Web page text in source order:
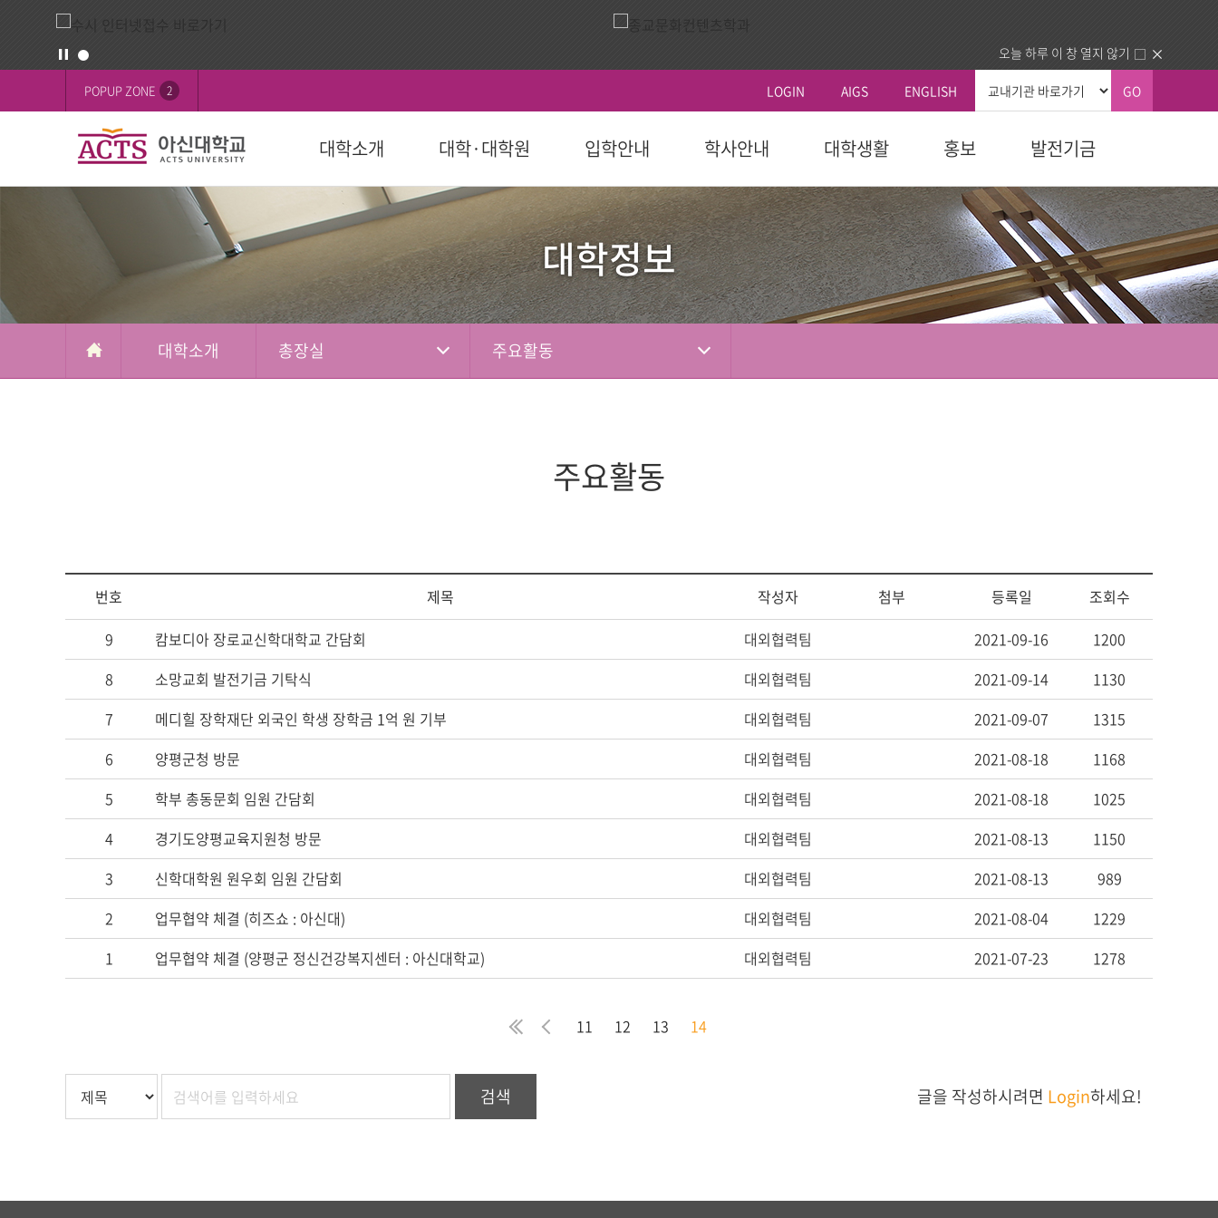
오늘 하루 이 창 열지 않기
POPUP ZONE 2 LOGIN AIGS ENGLISH GO
대학소개
교육목표
설립목적
교육이념
인재상
역사
연혁
ACTS비전
장단기발전계획
총장실
총장인사말
총장소개
주요활동
대학상징 대학기관 학교법인 대학정보
적립금 운용현황
캠퍼스안내
오시는 길
대학·대학원
대학
학과(2024학년도 이후) 학부(2023학년도 이전)
대학원
일반대학원
신학대학원
선교대학원
교육대학원
상담대학원
다문화교육복지대학원
국제교육원(AIGS)
입학안내
대학 대학원 국제교육원(AIGS) 평생교육원
학사안내
대학
학사일정
등록
수강신청
성적
복수/부전공
학적
국외 학점교류
자격증 및 인증서
연계전공
학부제
대학원
학사일정
학칙 및 규칙
등록 및 수강신청
휴/복학 안내
시험 및 성적 안내
장학안내
대학생활
학생활동
학생행사
학생기구
사회봉사
시설이용
식당
편의시설
체육시설
시설대여
생활관
학생지원
학자금대출
장학
병무-예비군
사회봉사지원센터
커뮤니티
공지사항
동문회
건의함
분실물
사제동행
사제동행
홍보
FOCUS on ACTS
ACTS 사이버 홍보단
캠퍼스
ACTS NEWS
아신TALK
영상
홍보 영상
행사 영상
홍보 책자
대학 요람
홍보 브로셔
국내외교류
국내 교류기관
국외 교류기관
소셜미디어 선교소식 동문교회/기관 인증제
발전기금
후원 안내 후원 참여 후원 현황 후원자 예우
대학정보
대학소개 총장실 주요활동
주요활동
번호 제목 작성자 첨부 등록일
조회수
9
캄보디아 장로교신학대학교 간담회 대외협력팀 2021-09-16
1200
8
소망교회 발전기금 기탁식 대외협력팀 2021-09-14
1130
7
메디힐 장학재단 외국인 학생 장학금 1억 원 기부 대외협력팀 2021-09-07
1315
6
양평군청 방문 대외협력팀 2021-08-18
1168
5
학부 총동문회 임원 간담회 대외협력팀 2021-08-18
1025
4
경기도양평교육지원청 방문 대외협력팀 2021-08-13
1150
3
신학대학원 원우회 임원 간담회 대외협력팀 2021-08-13
989
2
업무협약 체결 (히즈쇼 : 아신대) 대외협력팀 2021-08-04
1229
1
업무협약 체결 (양평군 정신건강복지센터 : 아신대학교) 대외협력팀 2021-07-23 1278
처
음
이 11 12 13 14
검색 글을 작성하시려면 Login하세요!